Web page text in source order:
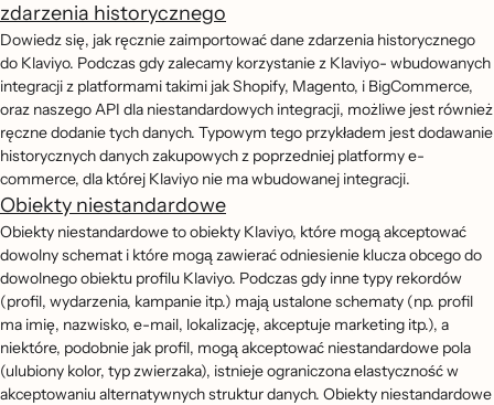
zdarzenia historycznego
Dowiedz się, jak ręcznie zaimportować dane zdarzenia historycznego
do Klaviyo. Podczas gdy zalecamy korzystanie z Klaviyo- wbudowanych
integracji z platformami takimi jak Shopify, Magento, i BigCommerce,
oraz naszego API dla niestandardowych integracji, możliwe jest również
ręczne dodanie tych danych. Typowym tego przykładem jest dodawanie
historycznych danych zakupowych z poprzedniej platformy e-
commerce, dla której Klaviyo nie ma wbudowanej integracji.
Obiekty niestandardowe
Obiekty niestandardowe to obiekty Klaviyo, które mogą akceptować
dowolny schemat i które mogą zawierać odniesienie klucza obcego do
dowolnego obiektu profilu Klaviyo. Podczas gdy inne typy rekordów
(profil, wydarzenia, kampanie itp.) mają ustalone schematy (np. profil
ma imię, nazwisko, e-mail, lokalizację, akceptuje marketing itp.), a
niektóre, podobnie jak profil, mogą akceptować niestandardowe pola
(ulubiony kolor, typ zwierzaka), istnieje ograniczona elastyczność w
akceptowaniu alternatywnych struktur danych. Obiekty niestandardowe